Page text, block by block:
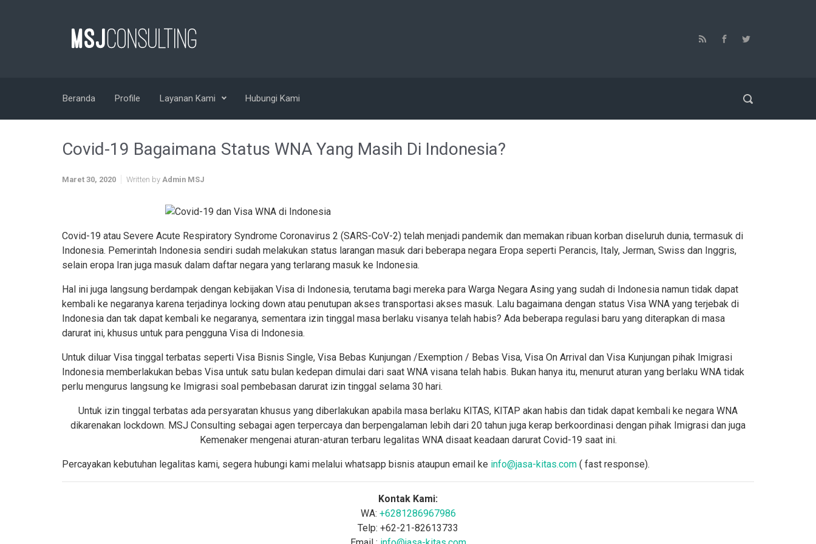
Beranda Profile Layanan Kami Hubungi Kami
Covid-19 Bagaimana Status WNA Yang Masih Di Indonesia?
Maret 30, 2020 Written by Admin MSJ
Covid-19 atau Severe Acute Respiratory Syndrome Coronavirus 2 (SARS-CoV-2) telah menjadi pandemik dan memakan ribuan korban diseluruh dunia, termasuk di
Indonesia. Pemerintah Indonesia sendiri sudah melakukan status larangan masuk dari beberapa negara Eropa seperti Perancis, Italy, Jerman, Swiss dan Inggris,
selain eropa Iran juga masuk dalam daftar negara yang terlarang masuk ke Indonesia.
Hal ini juga langsung berdampak dengan kebijakan Visa di Indonesia, terutama bagi mereka para Warga Negara Asing yang sudah di Indonesia namun tidak dapat
kembali ke negaranya karena terjadinya locking down atau penutupan akses transportasi akses masuk. Lalu bagaimana dengan status Visa WNA yang terjebak di
Indonesia dan tak dapat kembali ke negaranya, sementara izin tinggal masa berlaku visanya telah habis? Ada beberapa regulasi baru yang diterapkan di masa
darurat ini, khusus untuk para pengguna Visa di Indonesia.
Untuk diluar Visa tinggal terbatas seperti Visa Bisnis Single, Visa Bebas Kunjungan /Exemption / Bebas Visa, Visa On Arrival dan Visa Kunjungan pihak Imigrasi
Indonesia memberlakukan bebas Visa untuk satu bulan kedepan dimulai dari saat WNA visana telah habis. Bukan hanya itu, menurut aturan yang berlaku WNA tidak
perlu mengurus langsung ke Imigrasi soal pembebasan darurat izin tinggal selama 30 hari.
Untuk izin tinggal terbatas ada persyaratan khusus yang diberlakukan apabila masa berlaku KITAS, KITAP akan habis dan tidak dapat kembali ke negara WNA
dikarenakan lockdown. MSJ Consulting sebagai agen terpercaya dan berpengalaman lebih dari 20 tahun juga kerap berkoordinasi dengan pihak Imigrasi dan juga
Kemenaker mengenai aturan-aturan terbaru legalitas WNA disaat keadaan darurat Covid-19 saat ini.
Percayakan kebutuhan legalitas kami, segera hubungi kami melalui whatsapp bisnis ataupun email ke info@jasa-kitas.com ( fast response).
Kontak Kami:
WA: +6281286967986
Telp: +62-21-82613733